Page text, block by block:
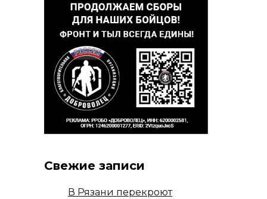
Свежие записи
В Рязани перекроют